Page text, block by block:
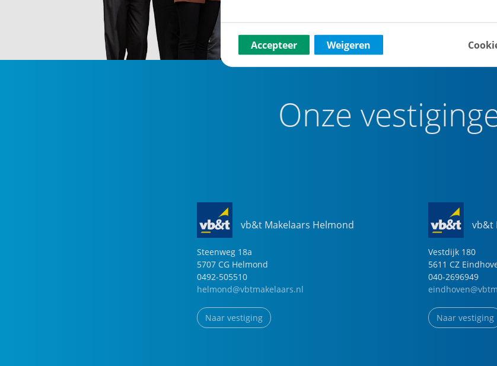
Onze
vb&t Makelaars Helmond
Steenweg 18a
5707 CG Helmond
0492-505510
helmond@vbtmakelaars.nl
Naar vestiging
vb&t
Vestdijk 180
5611 CZ
040-2696949
Naar vestiging
Accepteer Weigeren